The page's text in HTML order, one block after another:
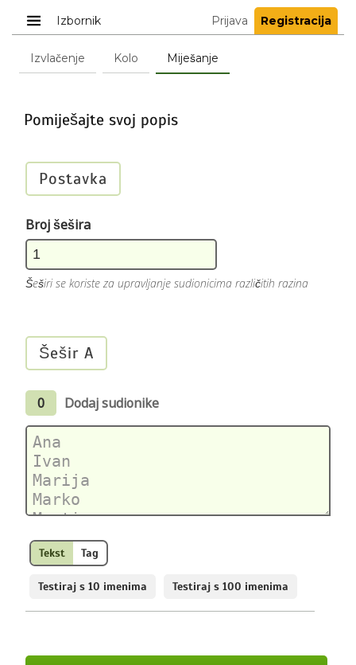
Izbornik Prijava Registracija
Izvlačenje Kolo Miješanje
Pomiješajte svoj popis
Postavka
Broj šešira
Šeširi se koriste za upravljanje sudionicima različitih razina
Šešir A
0 Dodaj sudionike
Tekst Tag
Testiraj s 10 imenima Testiraj s 100 imenima